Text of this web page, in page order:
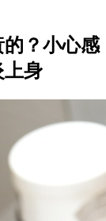
？小心感
上身